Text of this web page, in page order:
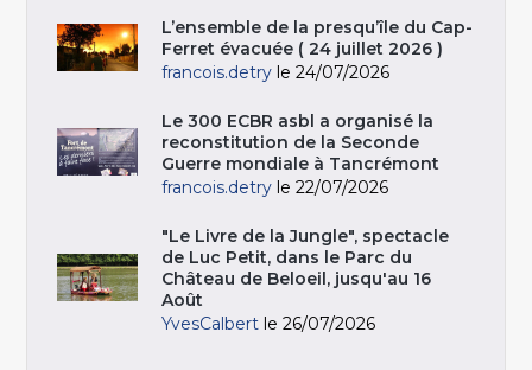
L’ensemble de la presqu’île du Cap-
Ferret évacuée ( 24 juillet 2026 )
francois.detry le 24/07/2026
Le 300 ECBR asbl a organisé la
reconstitution de la Seconde
Guerre mondiale à Tancrémont
francois.detry le 22/07/2026
"Le Livre de la Jungle", spectacle
de Luc Petit, dans le Parc du
Château de Beloeil, jusqu'au 16
Août
YvesCalbert le 26/07/2026